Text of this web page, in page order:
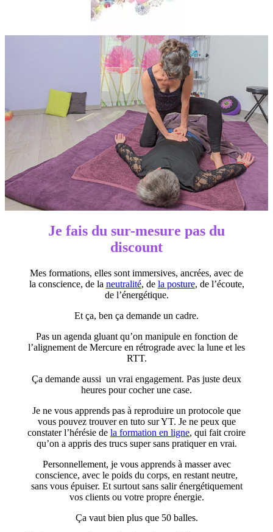
Je fais du sur-mesure pas du
discount
Mes formations, elles sont immersives, ancrées, avec de
la conscience, de la neutralité, de la posture, de l’écoute,
de l’énergétique.
Et ça, ben ça demande un cadre.
Pas un agenda gluant qu’on manipule en fonction de
l’alignement de Mercure en rétrograde avec la lune et les
RTT.
Ça demande aussi un vrai engagement. Pas juste deux
heures pour cocher une case.
Je ne vous apprends pas à reproduire un protocole que
vous pouvez trouver en tuto sur YT. Je ne peux que
constater l’hérésie de la formation en ligne, qui fait croire
qu’on a appris des trucs super sans pratiquer en vrai.
Personnellement, je vous apprends à masser avec
conscience, avec le poids du corps, en restant neutre,
sans vous épuiser. Et surtout sans salir énergétiquement
vos clients ou votre propre énergie.
Ça vaut bien plus que 50 balles.